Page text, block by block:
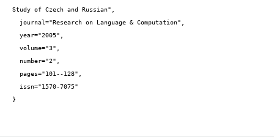
Study of Czech and Russian",
}